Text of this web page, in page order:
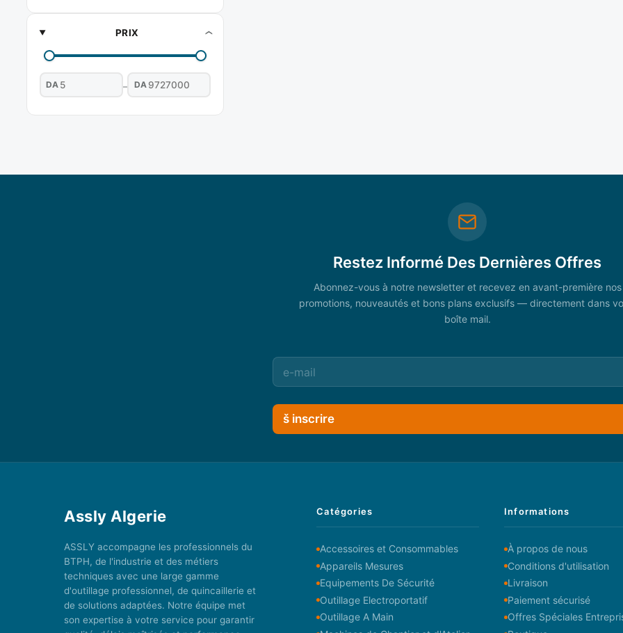
PRIX
DA – DA
Restez Informé Des Dernières Offres
Abonnez-vous à notre newsletter et recevez en avant-première nos
promotions, nouveautés et bons plans exclusifs — directement dans
boîte mail.
š inscrire
Assly Algerie
ASSLY accompagne les professionnels du
BTPH, de l'industrie et des métiers
techniques avec une large gamme
d'outillage professionnel, de quincaillerie et
de solutions adaptées. Notre équipe met
son expertise à votre service pour garantir
Catégories
Accessoires et Consommables
Appareils Mesures
Equipements De Sécurité
Outillage Electroportatif
Outillage A Main
Informations
À propos de nous
Conditions d'utilisation
Livraison
Paiement sécurisé
Offres Spéciales